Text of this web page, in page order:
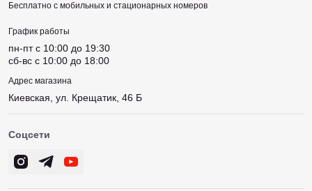
Бесплатно с мобильных и стационарных номеров
График работы
пн-пт c 10:00 до 19:30
сб-вс c 10:00 до 18:00
Адрес магазина
Киевская, ул. Крещатик, 46 Б
Соцсети